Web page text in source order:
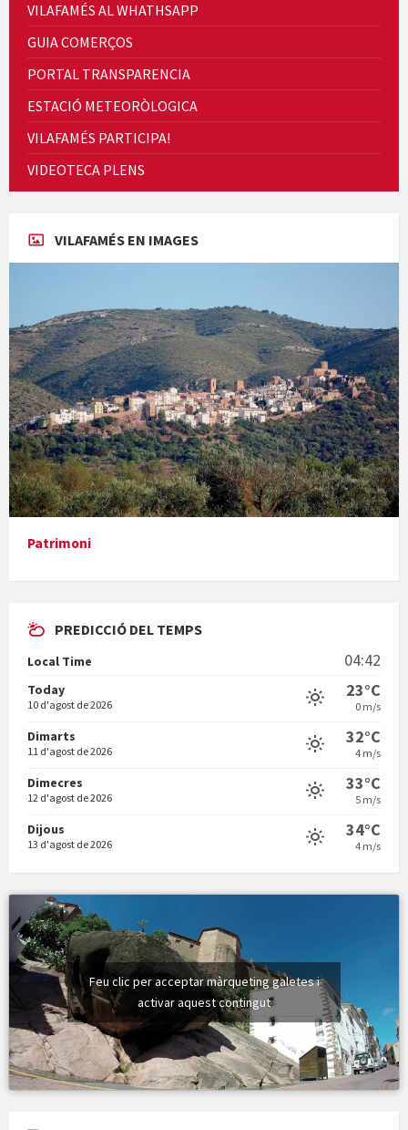
Quintà Culroja
Cicle de Cine i Dones rurals
Concerts al Museu
Presentació del llibre &quot;La mare&quot;, d'Emma Zafon
En Bum
Vermuts a la Font. Hit parit
VILAFAMÉS AL WHATHSAPP
GUIA COMERÇOS
PORTAL TRANSPARENCIA
ESTACIÓ METEORÒLOGICA
VILAFAMÉS PARTICIPA!
VIDEOTECA PLENS
VILAFAMÉS EN IMAGES
Patrimoni
PREDICCIÓ DEL TEMPS
Local Time 04:42
Today
10 d'agost de 2026
23°C
0 m/s
Dimarts
11 d'agost de 2026
32°C
4 m/s
Dimecres
12 d'agost de 2026
33°C
5 m/s
Dijous
13 d'agost de 2026
34°C
4 m/s
Feu clic per acceptar màrqueting galetes i
activar aquest contingut